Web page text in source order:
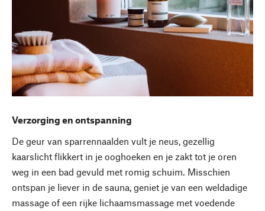
Verzorging en ontspanning
De geur van sparrennaalden vult je neus, gezellig
kaarslicht flikkert in je ooghoeken en je zakt tot je oren
weg in een bad gevuld met romig schuim. Misschien
ontspan je liever in de sauna, geniet je van een weldadige
massage of een rijke lichaamsmassage met voedende